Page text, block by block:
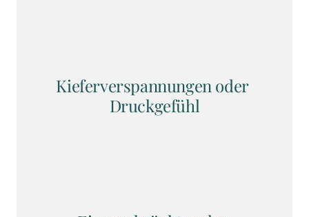
Kieferverspannungen oder
Druckgefühl